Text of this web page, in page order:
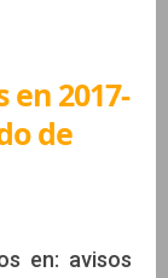
2017-
de
en: avisos